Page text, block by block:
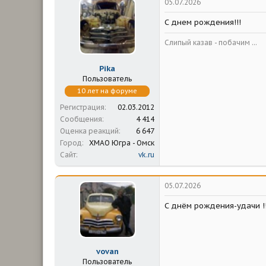
Pika
Пользователь
10 лет на форуме
Регистрация
02.03.2012
Сообщения
4 414
Оценка реакций
6 647
Город
ХМАО Югра - Омск
Сайт
vk.ru
05.07.2026
С днем рождения!!!
Слипый казав - побачим ...
vovan
Пользователь
05.07.2026
С днём рождения-удачи